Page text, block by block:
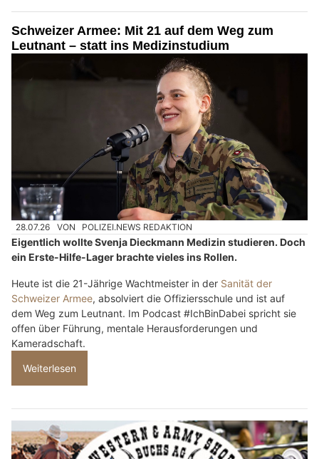
Schweizer Armee: Mit 21 auf dem Weg zum
Leutnant – statt ins Medizinstudium
28.07.26 VON POLIZEI.NEWS REDAKTION
Eigentlich wollte Svenja Dieckmann Medizin studieren. Doch
ein Erste-Hilfe-Lager brachte vieles ins Rollen.
Heute ist die 21-Jährige Wachtmeister in der Sanität der
Schweizer Armee, absolviert die Offiziersschule und ist auf
dem Weg zum Leutnant. Im Podcast #IchBinDabei spricht sie
offen über Führung, mentale Herausforderungen und
Kameradschaft.
Weiterlesen